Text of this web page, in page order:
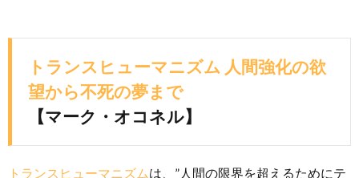
トランスヒューマニズム 人間強化の欲
望から不死の夢まで
【マーク・オコネル】
トランスヒューマニズムは、”人間の限界を超えるためにテ